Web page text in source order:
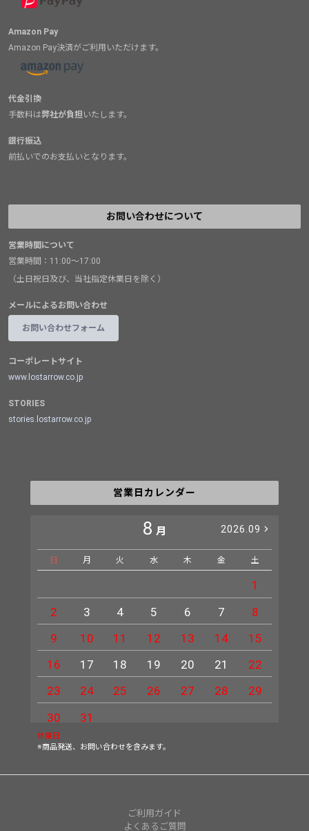
Amazon Pay
Amazon Pay決済がご利用いただけます。
代金引換
手数料は弊社が負担いたします。
銀行振込
前払いでのお支払いとなります。
お問い合わせについて
営業時間について
営業時間：11:00～17:00
（土日祝日及び、当社指定休業日を除く）
メールによるお問い合わせ
お問い合わせフォーム
コーポレートサイト
www.lostarrow.co.jp
STORIES
stories.lostarrow.co.jp
営業日カレンダー
8 月 2026.09
日 月 火 水 木 金 土
1
2
3 4 5 6 7
8
9
10 11 12 13 14
15
16
17 18 19 20 21
22
23
24 25 26 27 28
29
30
31
休業日
※商品発送、お問い合わせを含みます。
ご利用ガイド
よくあるご質問